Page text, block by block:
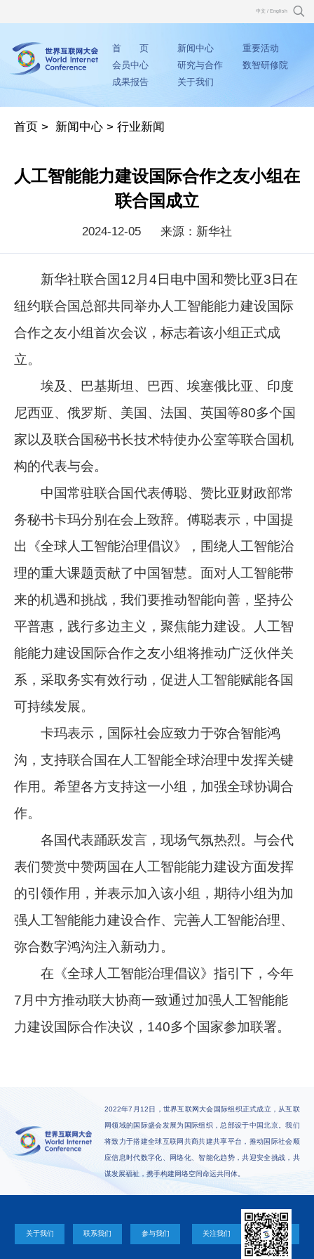
中文 / English
首 页 新闻中心
重要活动
会员中心
研究与合作
数智研修院
成果报告
关于我们
首页 > 新闻中心 >行业新闻
人工智能能力建设国际合作之友小组在
联合国成立
2024-12-05 来源：新华社
新华社联合国12月4日电中国和赞比亚3日在
纽约联合国总部共同举办人工智能能力建设国际
合作之友小组首次会议，标志着该小组正式成
立。
埃及、巴基斯坦、巴西、埃塞俄比亚、印度
尼西亚、俄罗斯、美国、法国、英国等80多个国
家以及联合国秘书长技术特使办公室等联合国机
构的代表与会。
中国常驻联合国代表傅聪、赞比亚财政部常
务秘书卡玛分别在会上致辞。傅聪表示，中国提
出《全球人工智能治理倡议》，围绕人工智能治
理的重大课题贡献了中国智慧。面对人工智能带
来的机遇和挑战，我们要推动智能向善，坚持公
平普惠，践行多边主义，聚焦能力建设。人工智
能能力建设国际合作之友小组将推动广泛伙伴关
系，采取务实有效行动，促进人工智能赋能各国
可持续发展。
卡玛表示，国际社会应致力于弥合智能鸿
沟，支持联合国在人工智能全球治理中发挥关键
作用。希望各方支持这一小组，加强全球协调合
作。
各国代表踊跃发言，现场气氛热烈。与会代
表们赞赏中赞两国在人工智能能力建设方面发挥
的引领作用，并表示加入该小组，期待小组为加
强人工智能能力建设合作、完善人工智能治理、
弥合数字鸿沟注入新动力。
在《全球人工智能治理倡议》指引下，今年
7月中方推动联大协商一致通过加强人工智能能
力建设国际合作决议，140多个国家参加联署。
2022年7月12日，世界互联网大会国际组织正式成立，从互联
网领域的国际盛会发展为国际组织，总部设于中国北京。我们
将致力于搭建全球互联网共商共建共享平台，推动国际社会顺
应信息时代数字化、网络化、智能化趋势，共迎安全挑战，共
谋发展福祉，携手构建网络空间命运共同体。
关于我们 联系我们 参与我们 关注我们